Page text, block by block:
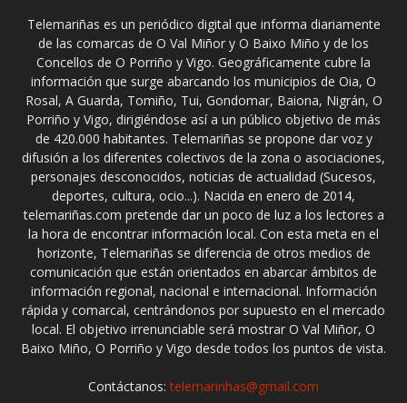
Telemariñas es un periódico digital que informa diariamente
de las comarcas de O Val Miñor y O Baixo Miño y de los
Concellos de O Porriño y Vigo. Geográficamente cubre la
información que surge abarcando los municipios de Oia, O
Rosal, A Guarda, Tomiño, Tui, Gondomar, Baiona, Nigrán, O
Porriño y Vigo, dirigiéndose así a un público objetivo de más
de 420.000 habitantes. Telemariñas se propone dar voz y
difusión a los diferentes colectivos de la zona o asociaciones,
personajes desconocidos, noticias de actualidad (Sucesos,
deportes, cultura, ocio...). Nacida en enero de 2014,
telemariñas.com pretende dar un poco de luz a los lectores a
la hora de encontrar información local. Con esta meta en el
horizonte, Telemariñas se diferencia de otros medios de
comunicación que están orientados en abarcar ámbitos de
información regional, nacional e internacional. Información
rápida y comarcal, centrándonos por supuesto en el mercado
local. El objetivo irrenunciable será mostrar O Val Miñor, O
Baixo Miño, O Porriño y Vigo desde todos los puntos de vista.
Contáctanos:telemarinhas@gmail.com